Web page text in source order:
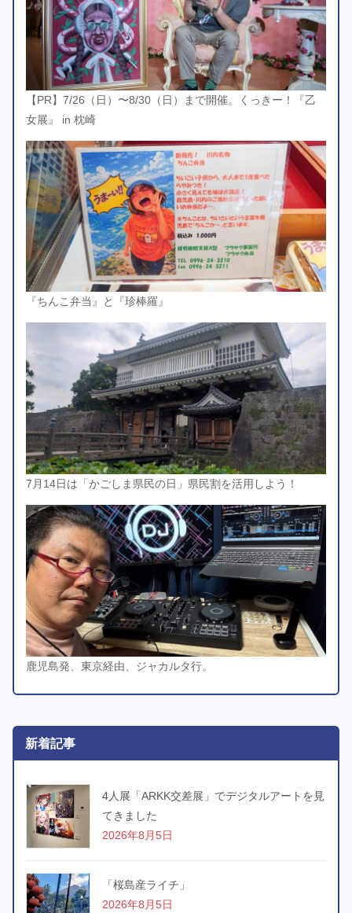
【PR】7/26（日）〜8/30（日）まで開催。くっきー！『乙
女展』 in 枕崎
『ちんこ弁当』と『珍棒羅』
7月14日は「かごしま県民の日」県民割を活用しよう！
鹿児島発、東京経由、ジャカルタ行。
新着記事
4人展「ARKK交差展」でデジタルアートを見
てきました
2026年8月5日
「桜島産ライチ」
2026年8月5日